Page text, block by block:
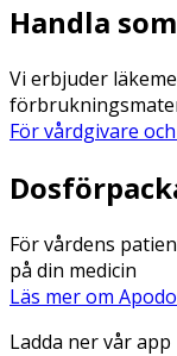
Handla
Vi erbjuder
För vårdgivare
För vårdens
på din medicin
Läs mer om
Ladda ner vår app